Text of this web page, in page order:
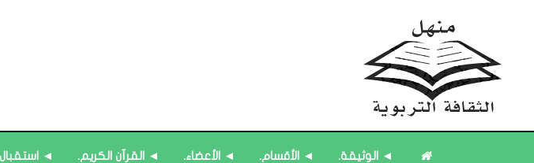
◄ الوثيقة. ◄ الأقسام. ◄ الأعضاء. ◄ القرآن الكريم. ◄
16- قائمة مُثبتة : فريق منهل الثقافة التربوية.
17- قائمة مُحدَّثة : جديد المشاركات.
15- قائمة مُثبتة : إدارة منهل الثقافة التربوية.